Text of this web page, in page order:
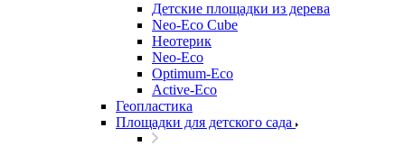
Детские площадки из дерева
Neo-Eco Cube
Неотерик
Neo-Eco
Оptimum-Еco
Active-Eco
Геопластика
Площадки для детского сада